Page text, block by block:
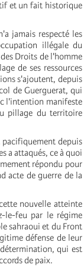
et un fait historique
jamais respecté les
illégale du
Droits de l'homme
de ses ressources
s'ajoutent, depuis
de Guerguerat, qui
l'intention manifeste
pillage du territoire
depuis
a attaqués, ce à quoi
répondu pour
acte de guerre de la
nouvelle atteinte
le-feu par le régime
sahraoui et du Front
défense de leur
qui est
de paix.